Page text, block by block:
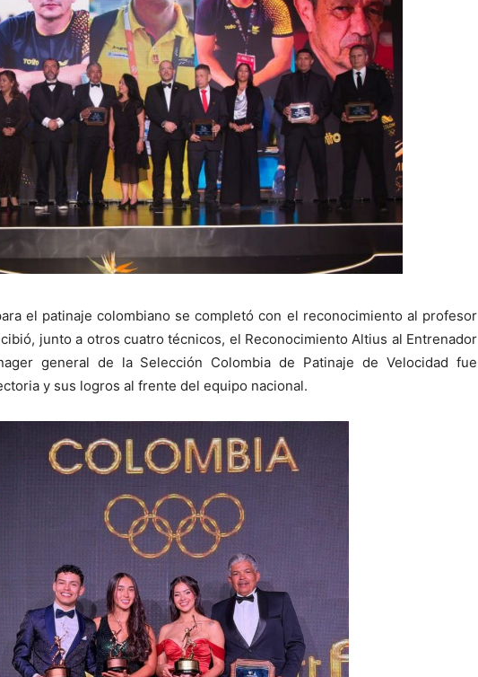
el patinaje colombiano se completó con el reconocimiento al profesor
junto a otros cuatro técnicos, el Reconocimiento Altius al Entrenador
general de la Selección Colombia de Patinaje de Velocidad fue
y sus logros al frente del equipo nacional.